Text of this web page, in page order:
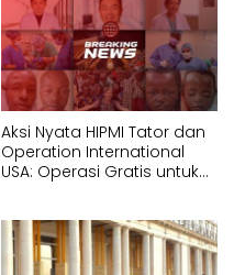
Aksi Nyata HIPMI Tator dan
Operation International
USA: Operasi Gratis untuk
2026